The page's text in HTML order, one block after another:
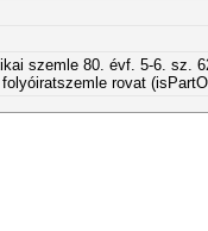
szemle 80. évf. 5-6. sz.
folyóiratszemle rovat